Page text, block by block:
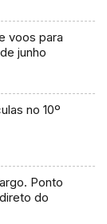
voos para
junho
no 10º
Ponto
do